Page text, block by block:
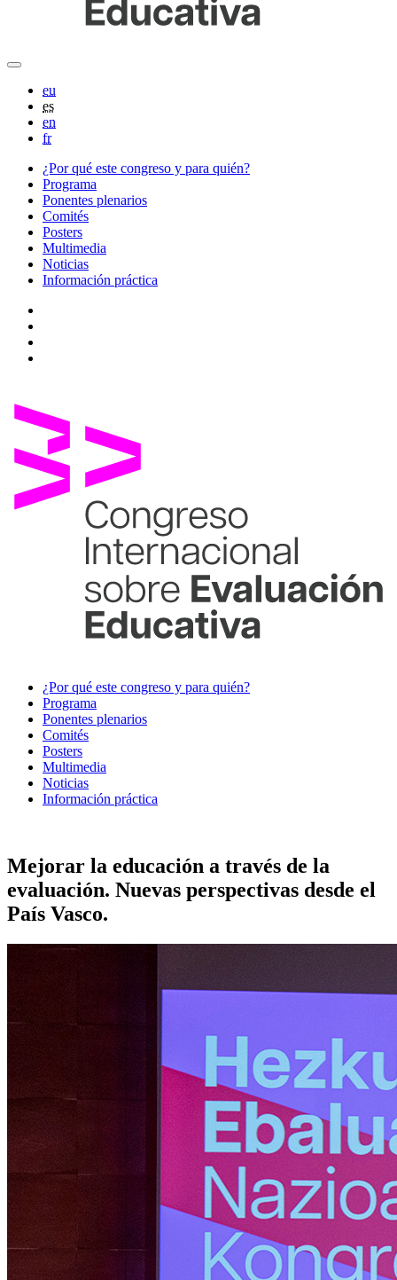
eu
es
en
fr
¿Por qué este congreso y para quién?
Programa
Ponentes plenarios
Comités
Posters
Multimedia
Noticias
Información práctica
¿Por qué este congreso y para quién?
Programa
Ponentes plenarios
Comités
Posters
Multimedia
Noticias
Información práctica
Mejorar la educación a través de la
evaluación. Nuevas perspectivas desde el
País Vasco.